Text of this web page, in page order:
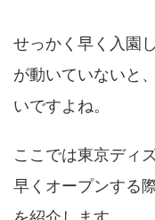
せっかく早く入園
が動いていないと
いですよね。
ここでは東京ディ
早くオープンする